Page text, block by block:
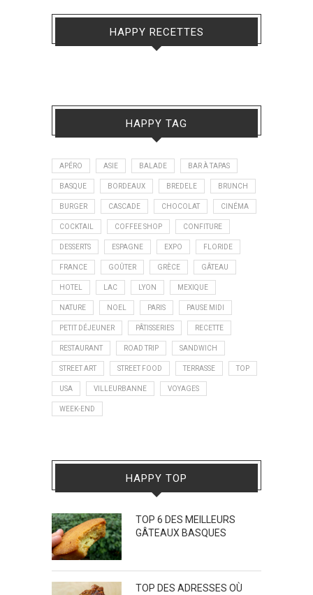
HAPPY RECETTES
HAPPY TAG
APÉRO ASIE BALADE BAR À TAPAS
BASQUE BORDEAUX BREDELE BRUNCH
BURGER CASCADE CHOCOLAT CINÉMA
COCKTAIL COFFEE SHOP CONFITURE
DESSERTS ESPAGNE EXPO FLORIDE
FRANCE GOÛTER GRÈCE GÂTEAU
HOTEL LAC LYON MEXIQUE
NATURE NOEL PARIS PAUSE MIDI
PETIT DÉJEUNER PÂTISSERIES RECETTE
RESTAURANT ROAD TRIP SANDWICH
STREET ART STREET FOOD TERRASSE TOP
USA VILLEURBANNE VOYAGES
WEEK-END
HAPPY TOP
TOP 6 DES MEILLEURS
GÂTEAUX BASQUES
TOP DES ADRESSES OÙ